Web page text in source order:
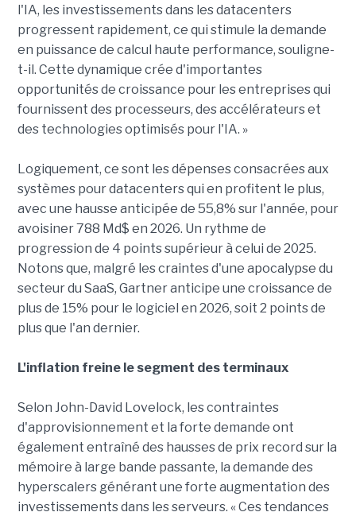
l'IA, les investissements dans les datacenters
progressent rapidement, ce qui stimule la demande
en puissance de calcul haute performance, souligne-
t-il. Cette dynamique crée d'importantes
opportunités de croissance pour les entreprises qui
fournissent des processeurs, des accélérateurs et
des technologies optimisés pour l'IA. »
Logiquement, ce sont les dépenses consacrées aux
systèmes pour datacenters qui en profitent le plus,
avec une hausse anticipée de 55,8% sur l'année, pour
avoisiner 788 Md$ en 2026. Un rythme de
progression de 4 points supérieur à celui de 2025.
Notons que, malgré les craintes d'une apocalypse du
secteur du SaaS, Gartner anticipe une croissance de
plus de 15% pour le logiciel en 2026, soit 2 points de
plus que l'an dernier.
L'inflation freine le segment des terminaux
Selon John-David Lovelock, les contraintes
d'approvisionnement et la forte demande ont
également entraîné des hausses de prix record sur la
mémoire à large bande passante, la demande des
hyperscalers générant une forte augmentation des
investissements dans les serveurs. « Ces tendances